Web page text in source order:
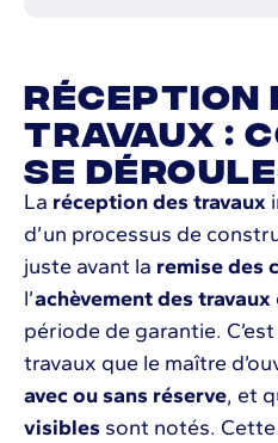
Réception
travaux :
se
La réception des travaux
d’un processus de
juste avant la remise des
l’achèvement des travaux
période de garantie.
travaux que le maître
avec ou sans réserve, et
visibles sont notés.